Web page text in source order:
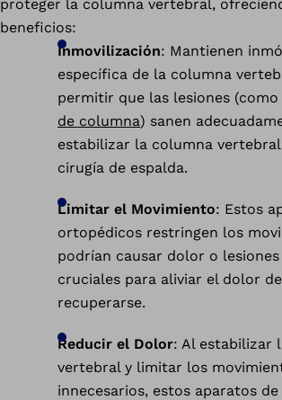
proteger la columna vertebral,
beneficios:
Inmovilización: Mantienen
específica de la columna
permitir que las lesiones (como
de columna) sanen
estabilizar la columna
cirugía de espalda.
Limitar el Movimiento: Estos
ortopédicos restringen los
podrían causar dolor o
cruciales para aliviar el dolor
recuperarse.
Reducir el Dolor: Al estabilizar
vertebral y limitar los
innecesarios, estos aparatos